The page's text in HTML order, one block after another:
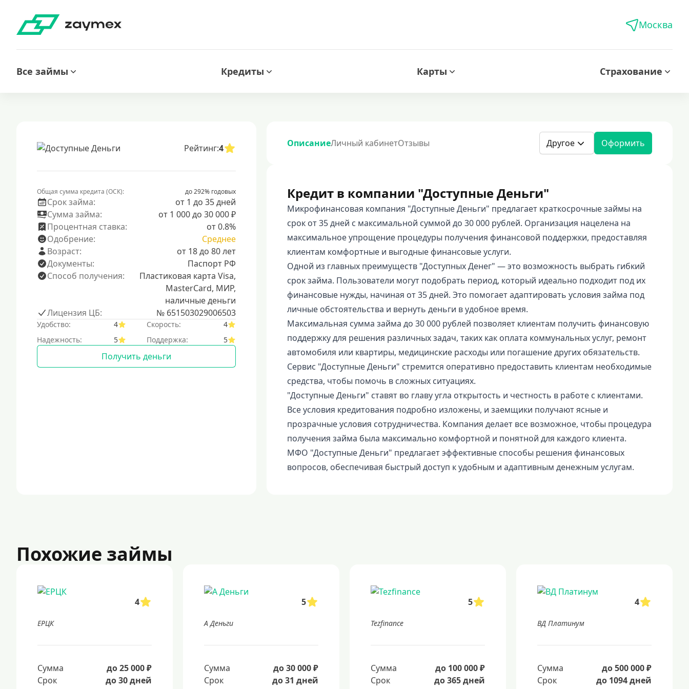
Москва
Все займы Кредиты Карты Страхование
Рейтинг:4
Общая сумма кредита (ОСК): до 292% годовых
Срок займа:
от 1 до 35 дней
Сумма займа:
от 1 000 до 30 000 ₽
Процентная ставка:
от 0.8%
Одобрение:
Среднее
Возраст:
от 18 до 80 лет
Документы:
Паспорт РФ
Способ получения:
Пластиковая карта Visa,
MasterCard, МИР,
наличные деньги
Лицензия ЦБ:
№ 651503029006503
Удобство: 4 Скорость:
4
Надежность:
5 Поддержка: 5
Получить деньги
ОписаниеЛичный кабинетОтзывы Другое Оформить
Кредит в компании "Доступные Деньги"
Микрофинансовая компания "Доступные Деньги" предлагает краткосрочные займы на
срок от 35 дней с максимальной суммой до 30 000 рублей. Организация нацелена на
максимальное упрощение процедуры получения финансовой поддержки, предоставляя
клиентам комфортные и выгодные финансовые услуги.
Одной из главных преимуществ "Доступных Денег" — это возможность выбрать гибкий
срок займа. Пользователи могут подобрать период, который идеально подходит под их
финансовые нужды, начиная от 35 дней. Это помогает адаптировать условия займа под
личные обстоятельства и вернуть деньги в удобное время.
Максимальная сумма займа до 30 000 рублей позволяет клиентам получить финансовую
поддержку для решения различных задач, таких как оплата коммунальных услуг, ремонт
автомобиля или квартиры, медицинские расходы или погашение других обязательств.
Сервис "Доступные Деньги" стремится оперативно предоставить клиентам необходимые
средства, чтобы помочь в сложных ситуациях.
"Доступные Деньги" ставят во главу угла открытость и честность в работе с клиентами.
Все условия кредитования подробно изложены, и заемщики получают ясные и
прозрачные условия сотрудничества. Компания делает все возможное, чтобы процедура
получения займа была максимально комфортной и понятной для каждого клиента.
МФО "Доступные Деньги" предлагает эффективные способы решения финансовых
вопросов, обеспечивая быстрый доступ к удобным и адаптивным денежным услугам.
Похожие займы
4
ЕРЦК
Сумма
до 25 000 ₽
Срок
до 30 дней
5
А Деньги
Сумма
до 30 000 ₽
Срок
до 31 дней
5
Tezfinance
Сумма
до 100 000 ₽
Срок
до 365 дней
4
ВД Платинум
Сумма
до 500 000 ₽
Срок
до 1094 дней